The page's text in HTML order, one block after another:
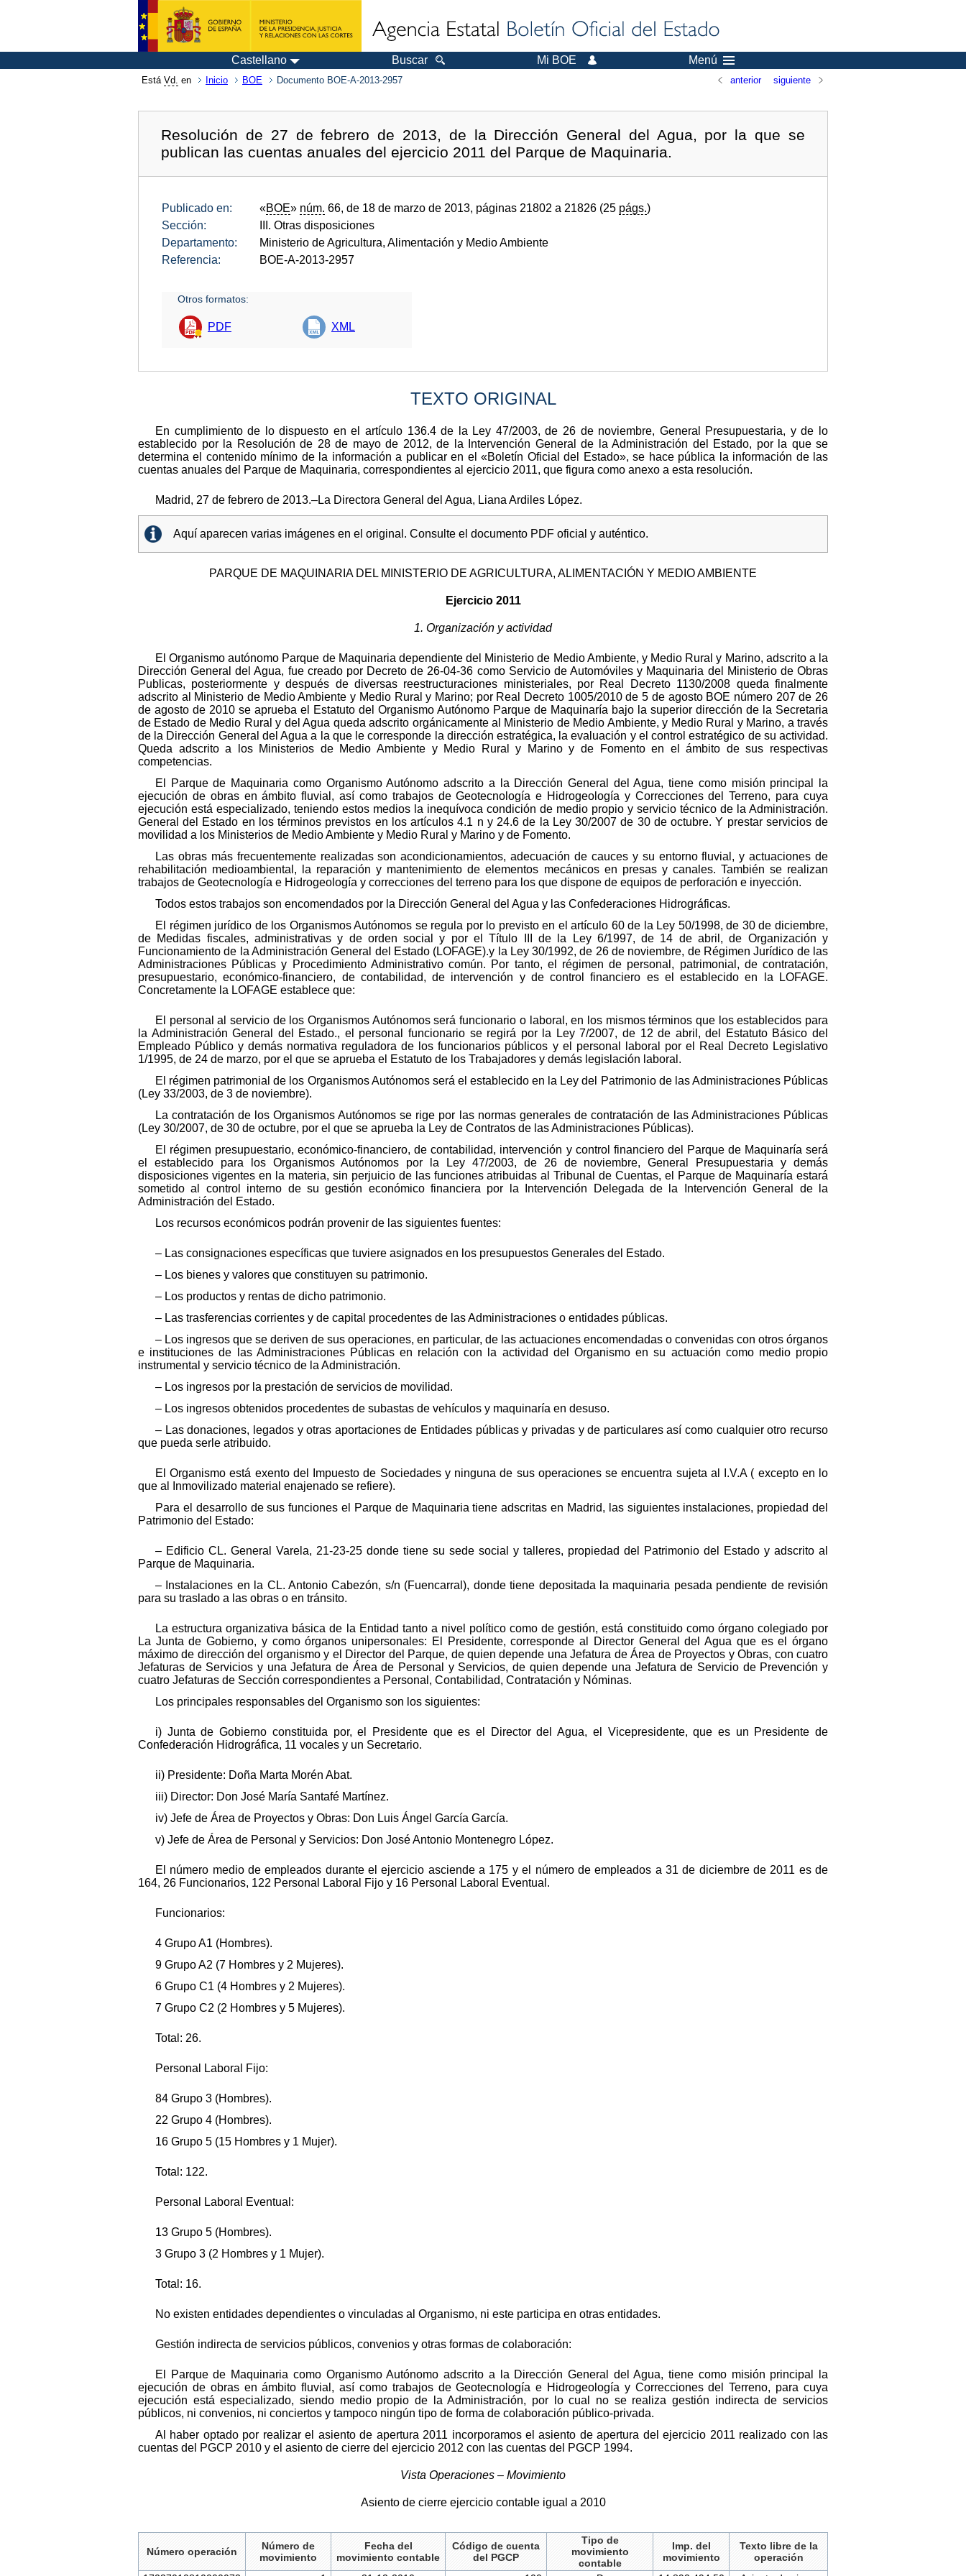
Castellano Buscar Mi BOE Menú
Está Vd. en Inicio BOE Documento BOE-A-2013-2957 anterior siguiente
Resolución de 27 de febrero de 2013, de la Dirección General del Agua, por la que se
publican las cuentas anuales del ejercicio 2011 del Parque de Maquinaria.
Publicado en: «BOE» núm. 66, de 18 de marzo de 2013, páginas 21802 a 21826 (25 págs.)
Sección:
III. Otras disposiciones
Departamento:
Ministerio de Agricultura, Alimentación y Medio Ambiente
Referencia:
BOE-A-2013-2957
Otros formatos:
PDF XML
TEXTO ORIGINAL
En cumplimiento de lo dispuesto en el artículo 136.4 de la Ley 47/2003, de 26 de noviembre, General Presupuestaria, y de lo
establecido por la Resolución de 28 de mayo de 2012, de la Intervención General de la Administración del Estado, por la que se
determina el contenido mínimo de la información a publicar en el «Boletín Oficial del Estado», se hace pública la información de las
cuentas anuales del Parque de Maquinaria, correspondientes al ejercicio 2011, que figura como anexo a esta resolución.
Madrid, 27 de febrero de 2013.–La Directora General del Agua, Liana Ardiles López.
Aquí aparecen varias imágenes en el original. Consulte el documento PDF oficial y auténtico.
PARQUE DE MAQUINARIA DEL MINISTERIO DE AGRICULTURA, ALIMENTACIÓN Y MEDIO AMBIENTE
Ejercicio 2011
1. Organización y actividad
El Organismo autónomo Parque de Maquinaria dependiente del Ministerio de Medio Ambiente, y Medio Rural y Marino, adscrito a la
Dirección General del Agua, fue creado por Decreto de 26-04-36 como Servicio de Automóviles y Maquinaria del Ministerio de Obras
Publicas, posteriormente y después de diversas reestructuraciones ministeriales, por Real Decreto 1130/2008 queda finalmente
adscrito al Ministerio de Medio Ambiente y Medio Rural y Marino; por Real Decreto 1005/2010 de 5 de agosto BOE número 207 de 26
de agosto de 2010 se aprueba el Estatuto del Organismo Autónomo Parque de Maquinaría bajo la superior dirección de la Secretaria
de Estado de Medio Rural y del Agua queda adscrito orgánicamente al Ministerio de Medio Ambiente, y Medio Rural y Marino, a través
de la Dirección General del Agua a la que le corresponde la dirección estratégica, la evaluación y el control estratégico de su actividad.
Queda adscrito a los Ministerios de Medio Ambiente y Medio Rural y Marino y de Fomento en el ámbito de sus respectivas
competencias.
El Parque de Maquinaria como Organismo Autónomo adscrito a la Dirección General del Agua, tiene como misión principal la
ejecución de obras en ámbito fluvial, así como trabajos de Geotecnología e Hidrogeología y Correcciones del Terreno, para cuya
ejecución está especializado, teniendo estos medios la inequívoca condición de medio propio y servicio técnico de la Administración.
General del Estado en los términos previstos en los artículos 4.1 n y 24.6 de la Ley 30/2007 de 30 de octubre. Y prestar servicios de
movilidad a los Ministerios de Medio Ambiente y Medio Rural y Marino y de Fomento.
Las obras más frecuentemente realizadas son acondicionamientos, adecuación de cauces y su entorno fluvial, y actuaciones de
rehabilitación medioambiental, la reparación y mantenimiento de elementos mecánicos en presas y canales. También se realizan
trabajos de Geotecnología e Hidrogeología y correcciones del terreno para los que dispone de equipos de perforación e inyección.
Todos estos trabajos son encomendados por la Dirección General del Agua y las Confederaciones Hidrográficas.
El régimen jurídico de los Organismos Autónomos se regula por lo previsto en el artículo 60 de la Ley 50/1998, de 30 de diciembre,
de Medidas fiscales, administrativas y de orden social y por el Título III de la Ley 6/1997, de 14 de abril, de Organización y
Funcionamiento de la Administración General del Estado (LOFAGE).y la Ley 30/1992, de 26 de noviembre, de Régimen Jurídico de las
Administraciones Públicas y Procedimiento Administrativo común. Por tanto, el régimen de personal, patrimonial, de contratación,
presupuestario, económico-financiero, de contabilidad, de intervención y de control financiero es el establecido en la LOFAGE.
Concretamente la LOFAGE establece que:
El personal al servicio de los Organismos Autónomos será funcionario o laboral, en los mismos términos que los establecidos para
la Administración General del Estado., el personal funcionario se regirá por la Ley 7/2007, de 12 de abril, del Estatuto Básico del
Empleado Público y demás normativa reguladora de los funcionarios públicos y el personal laboral por el Real Decreto Legislativo
1/1995, de 24 de marzo, por el que se aprueba el Estatuto de los Trabajadores y demás legislación laboral.
El régimen patrimonial de los Organismos Autónomos será el establecido en la Ley del Patrimonio de las Administraciones Públicas
(Ley 33/2003, de 3 de noviembre).
La contratación de los Organismos Autónomos se rige por las normas generales de contratación de las Administraciones Públicas
(Ley 30/2007, de 30 de octubre, por el que se aprueba la Ley de Contratos de las Administraciones Públicas).
El régimen presupuestario, económico-financiero, de contabilidad, intervención y control financiero del Parque de Maquinaría será
el establecido para los Organismos Autónomos por la Ley 47/2003, de 26 de noviembre, General Presupuestaria y demás
disposiciones vigentes en la materia, sin perjuicio de las funciones atribuidas al Tribunal de Cuentas, el Parque de Maquinaría estará
sometido al control interno de su gestión económico financiera por la Intervención Delegada de la Intervención General de la
Administración del Estado.
Los recursos económicos podrán provenir de las siguientes fuentes:
– Las consignaciones específicas que tuviere asignados en los presupuestos Generales del Estado.
– Los bienes y valores que constituyen su patrimonio.
– Los productos y rentas de dicho patrimonio.
– Las trasferencias corrientes y de capital procedentes de las Administraciones o entidades públicas.
– Los ingresos que se deriven de sus operaciones, en particular, de las actuaciones encomendadas o convenidas con otros órganos
e instituciones de las Administraciones Públicas en relación con la actividad del Organismo en su actuación como medio propio
instrumental y servicio técnico de la Administración.
– Los ingresos por la prestación de servicios de movilidad.
– Los ingresos obtenidos procedentes de subastas de vehículos y maquinaría en desuso.
– Las donaciones, legados y otras aportaciones de Entidades públicas y privadas y de particulares así como cualquier otro recurso
que pueda serle atribuido.
El Organismo está exento del Impuesto de Sociedades y ninguna de sus operaciones se encuentra sujeta al I.V.A ( excepto en lo
que al Inmovilizado material enajenado se refiere).
Para el desarrollo de sus funciones el Parque de Maquinaria tiene adscritas en Madrid, las siguientes instalaciones, propiedad del
Patrimonio del Estado:
– Edificio CL. General Varela, 21-23-25 donde tiene su sede social y talleres, propiedad del Patrimonio del Estado y adscrito al
Parque de Maquinaria.
– Instalaciones en la CL. Antonio Cabezón, s/n (Fuencarral), donde tiene depositada la maquinaria pesada pendiente de revisión
para su traslado a las obras o en tránsito.
La estructura organizativa básica de la Entidad tanto a nivel político como de gestión, está constituido como órgano colegiado por
La Junta de Gobierno, y como órganos unipersonales: El Presidente, corresponde al Director General del Agua que es el órgano
máximo de dirección del organismo y el Director del Parque, de quien depende una Jefatura de Área de Proyectos y Obras, con cuatro
Jefaturas de Servicios y una Jefatura de Área de Personal y Servicios, de quien depende una Jefatura de Servicio de Prevención y
cuatro Jefaturas de Sección correspondientes a Personal, Contabilidad, Contratación y Nóminas.
Los principales responsables del Organismo son los siguientes:
i) Junta de Gobierno constituida por, el Presidente que es el Director del Agua, el Vicepresidente, que es un Presidente de
Confederación Hidrográfica, 11 vocales y un Secretario.
ii) Presidente: Doña Marta Morén Abat.
iii) Director: Don José María Santafé Martínez.
iv) Jefe de Área de Proyectos y Obras: Don Luis Ángel García García.
v) Jefe de Área de Personal y Servicios: Don José Antonio Montenegro López.
El número medio de empleados durante el ejercicio asciende a 175 y el número de empleados a 31 de diciembre de 2011 es de
164, 26 Funcionarios, 122 Personal Laboral Fijo y 16 Personal Laboral Eventual.
Funcionarios:
4 Grupo A1 (Hombres).
9 Grupo A2 (7 Hombres y 2 Mujeres).
6 Grupo C1 (4 Hombres y 2 Mujeres).
7 Grupo C2 (2 Hombres y 5 Mujeres).
Total: 26.
Personal Laboral Fijo:
84 Grupo 3 (Hombres).
22 Grupo 4 (Hombres).
16 Grupo 5 (15 Hombres y 1 Mujer).
Total: 122.
Personal Laboral Eventual:
13 Grupo 5 (Hombres).
3 Grupo 3 (2 Hombres y 1 Mujer).
Total: 16.
No existen entidades dependientes o vinculadas al Organismo, ni este participa en otras entidades.
Gestión indirecta de servicios públicos, convenios y otras formas de colaboración:
El Parque de Maquinaria como Organismo Autónomo adscrito a la Dirección General del Agua, tiene como misión principal la
ejecución de obras en ámbito fluvial, así como trabajos de Geotecnología e Hidrogeología y Correcciones del Terreno, para cuya
ejecución está especializado, siendo medio propio de la Administración, por lo cual no se realiza gestión indirecta de servicios
públicos, ni convenios, ni conciertos y tampoco ningún tipo de forma de colaboración público-privada.
Al haber optado por realizar el asiento de apertura 2011 incorporamos el asiento de apertura del ejercicio 2011 realizado con las
cuentas del PGCP 2010 y el asiento de cierre del ejercicio 2012 con las cuentas del PGCP 1994.
Vista Operaciones – Movimiento
Asiento de cierre ejercicio contable igual a 2010
Número operación
Número de
movimiento
Fecha del
movimiento contable
Código de cuenta
del PGCP
Tipo de
movimiento
contable
Imp. del
movimiento
Texto libre de la
operación